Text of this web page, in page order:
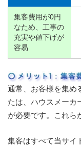
集客費用が0円
なため、工事の
充実や値下げが
容易
通常、お客様を集め
たは、ハウスメーカ
が必要です。これら
集客はすべて当サイ